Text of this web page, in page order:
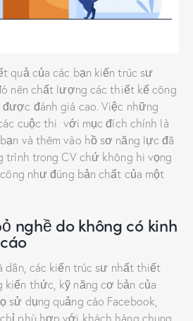
quả của các bạn kiến trúc sư
nên chất lượng các thiết kế công
đánh giá cao. Việc những
cuộc thi với mục đích chính là
và thêm vào hồ sơ năng lực đã
trình trong CV chứ không hi vọng
như đúng bản chất của một
nghề do không có kinh
dân, các kiến trúc sư nhất thiết
thức, kỹ năng cơ bản của
sử dụng quảng cáo Facebook,
phù hợp với khách hàng chung